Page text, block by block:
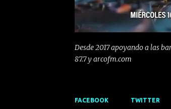
Desde 2017 apoyando a las
87.7 y arcofm.com
FACEBOOK TWITTER